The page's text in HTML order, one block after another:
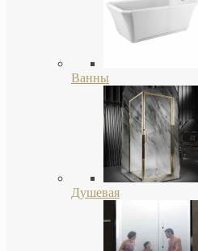
Ванны
Душевая